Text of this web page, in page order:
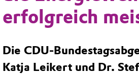
erfolgreich
Die CDU-
Katja Leikert und Dr.